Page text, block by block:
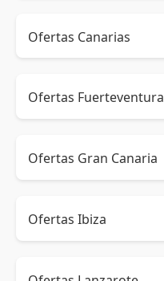
Ofertas Canarias
Ofertas Fuerteventura
Ofertas Gran Canaria
Ofertas Ibiza